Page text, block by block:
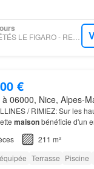
€
à 06000, Nice, Alpes-
/ RIMIEZ: Sur les
maisonbénéficie d'un
211 m²
Terrasse Piscine